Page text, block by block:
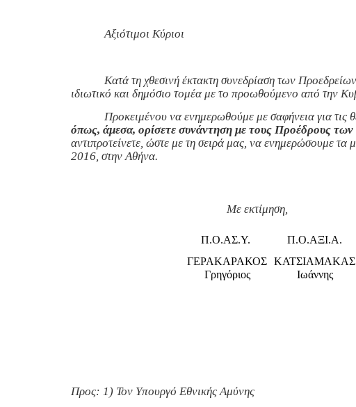
Αξιότιμοι Κύριοι
Κατά τη χθεσινή έκτακτη συνεδρίαση των
ιδιωτικό και δημόσιο τομέα με το προωθούμενο από την
Προκειμένου να ενημερωθούμε με σαφήνεια για τις
όπως, άμεσα, ορίσετε συνάντηση με τους Προέδρους
αντιπροτείνετε, ώστε με τη σειρά μας, να ενημερώσουμε
2016, στην Αθήνα.
Με εκτίμηση,
Π.Ο.ΑΣ.Υ. Π.Ο.ΑΞΙ.Α.
ΓΕΡΑΚΑΡΑΚΟΣ
Γρηγόριος
ΚΑΤΣΙΑΜΑΚΑΣ
Ιωάννης
Προς: 1) Τον Υπουργό Εθνικής Αμύνης